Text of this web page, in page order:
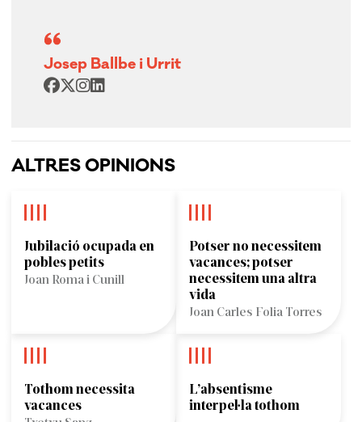
Josep Ballbe i Urrit
ALTRES OPINIONS
Jubilació ocupada en
pobles petits
Joan Roma i Cunill
Potser no necessitem
vacances; potser
necessitem una altra
vida
Joan Carles Folia Torres
Tothom necessita
vacances
L’absentisme
interpel·la tothom